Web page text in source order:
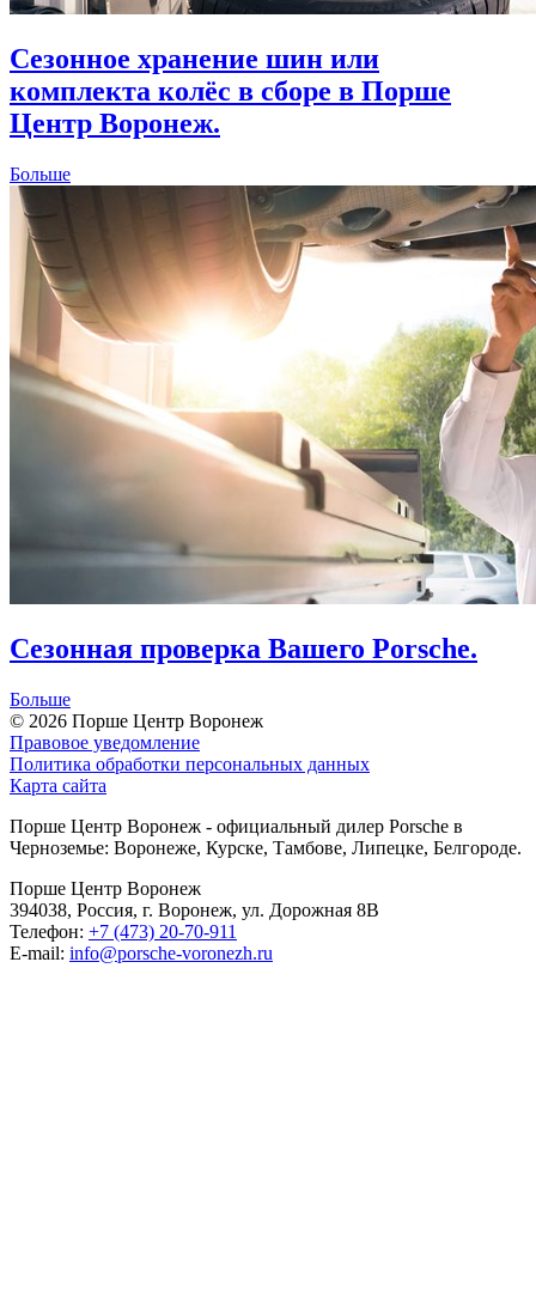
Сезонное хранение шин или
комплекта колёс в сборе в Порше
Центр Воронеж.
Больше
Сезонная проверка Вашего Porsche.
Больше
© 2026 Порше Центр Воронеж
Правовое уведомление
Политика обработки персональных данных
Карта сайта
Порше Центр Воронеж - официальный дилер Porsche в
Черноземье: Воронеже, Курске, Тамбове, Липецке, Белгороде.
Порше Центр Воронеж
394038, Россия, г. Воронеж, ул. Дорожная 8В
Телефон: +7 (473) 20-70-911
E-mail: info@porsche-voronezh.ru